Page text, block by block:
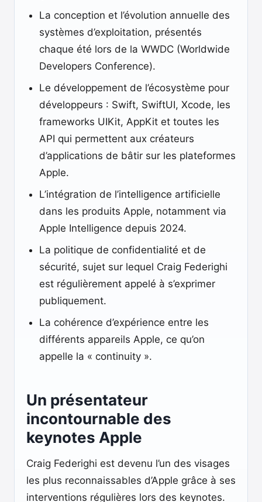
La conception et l’évolution annuelle des
systèmes d’exploitation, présentés
chaque été lors de la WWDC (Worldwide
Developers Conference).
Le développement de l’écosystème pour
développeurs : Swift, SwiftUI, Xcode, les
frameworks UIKit, AppKit et toutes les
API qui permettent aux créateurs
d’applications de bâtir sur les plateformes
Apple.
L’intégration de l’intelligence artificielle
dans les produits Apple, notamment via
Apple Intelligence depuis 2024.
La politique de confidentialité et de
sécurité, sujet sur lequel Craig Federighi
est régulièrement appelé à s’exprimer
publiquement.
La cohérence d’expérience entre les
différents appareils Apple, ce qu’on
appelle la « continuity ».
Un présentateur
incontournable des
keynotes Apple
Craig Federighi est devenu l’un des visages
les plus reconnaissables d’Apple grâce à ses
interventions régulières lors des keynotes.